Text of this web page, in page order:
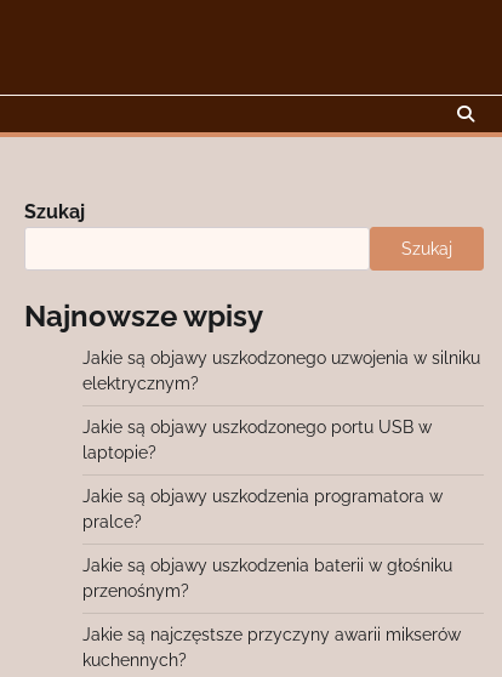
Szukaj
Szukaj
Najnowsze wpisy
Jakie są objawy uszkodzonego uzwojenia w silniku
elektrycznym?
Jakie są objawy uszkodzonego portu USB w
laptopie?
Jakie są objawy uszkodzenia programatora w
pralce?
Jakie są objawy uszkodzenia baterii w głośniku
przenośnym?
Jakie są najczęstsze przyczyny awarii mikserów
kuchennych?